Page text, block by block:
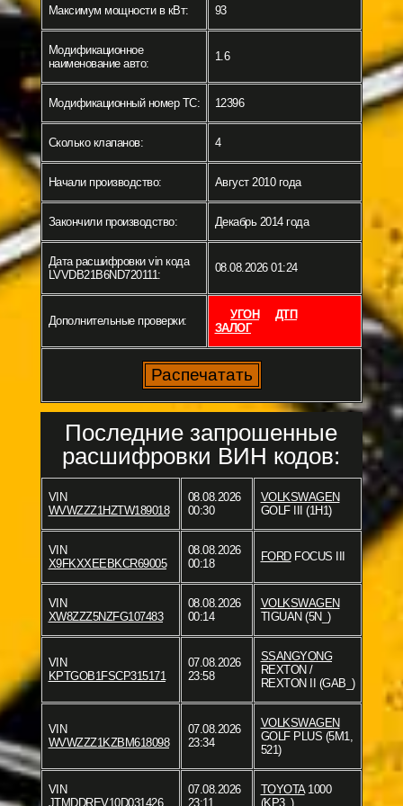
Максимум мощности в кВт: 93
Модификационное
наименование авто:
1.6
Модификационный номер ТС: 12396
Сколько клапанов: 4
Начали производство: Август 2010 года
Закончили производство: Декабрь 2014 года
Дата расшифровки vin кода
LVVDB21B6ND720111:
08.08.2026 01:24
Дополнительные проверки: УГОН
ДТП
ЗАЛОГ
Последние запрошенные
расшифровки ВИН кодов:
VIN
WVWZZZ1HZTW189018
08.08.2026
00:30
VOLKSWAGEN
GOLF III (1H1)
VIN
X9FKXXEEBKCR69005
08.08.2026
00:18
FORDFOCUS III
VIN
XW8ZZZ5NZFG107483
08.08.2026
00:14
VOLKSWAGEN
TIGUAN (5N_)
VIN
KPTGOB1FSCP315171
07.08.2026
23:58
SSANGYONG
REXTON /
REXTON II (GAB_)
VIN
WVWZZZ1KZBM618098
07.08.2026
23:34
VOLKSWAGEN
GOLF PLUS (5M1,
521)
VIN
JTMDDREV10D031426
07.08.2026
23:11
TOYOTA1000
(KP3_)